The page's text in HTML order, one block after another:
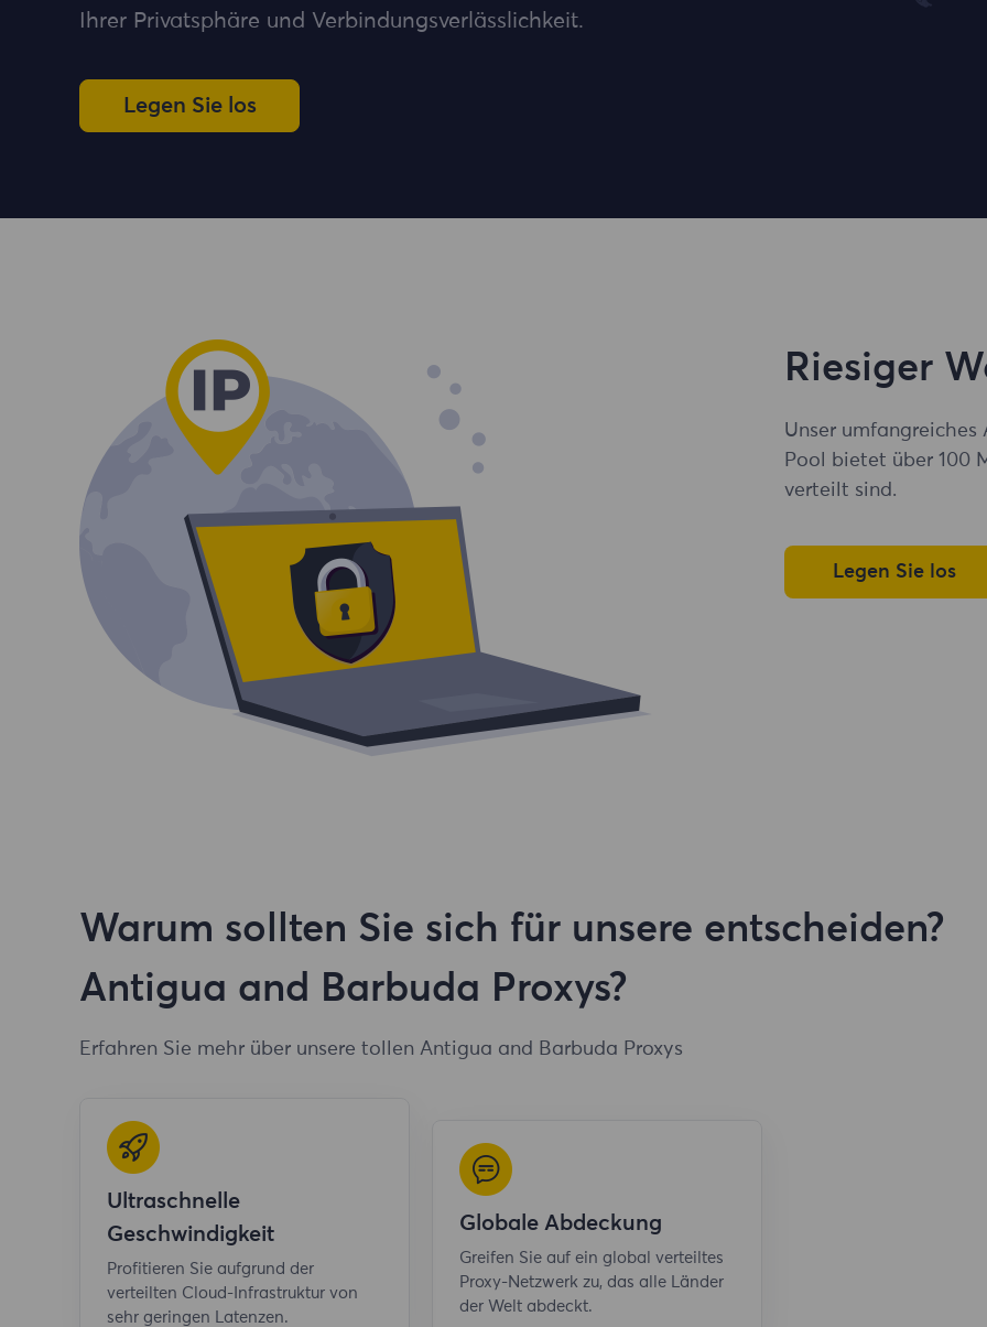
Ihrer Privatsphäre und Verbindungsverlässlichkeit.
Legen Sie los
Riesiger
Unser
Pool bietet über 100
verteilt sind.
Legen Sie los
Warum sollten Sie sich für unsere entscheiden?
Antigua and Barbuda Proxys?
Erfahren Sie mehr über unsere tollen Antigua and Barbuda Proxys
Ultraschnelle
Geschwindigkeit
Profitieren Sie aufgrund der
verteilten Cloud-Infrastruktur von
sehr geringen Latenzen.
Globale Abdeckung
Greifen Sie auf ein global verteiltes
Proxy-Netzwerk zu, das alle Länder
der Welt abdeckt.